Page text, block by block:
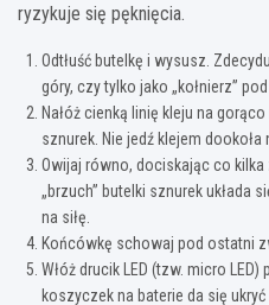
ryzykuje się pęknięcia.
Odtłuść butelkę i wysusz.
góry, czy tylko jako „kołnierz” pod
Nałóż cienką linię kleju na
sznurek. Nie jedź klejem
Owijaj równo, dociskając co
„brzuch” butelki sznurek układa
na siłę.
Końcówkę schowaj pod ostatni
Włóż drucik LED (tzw. micro
koszyczek na baterie da się